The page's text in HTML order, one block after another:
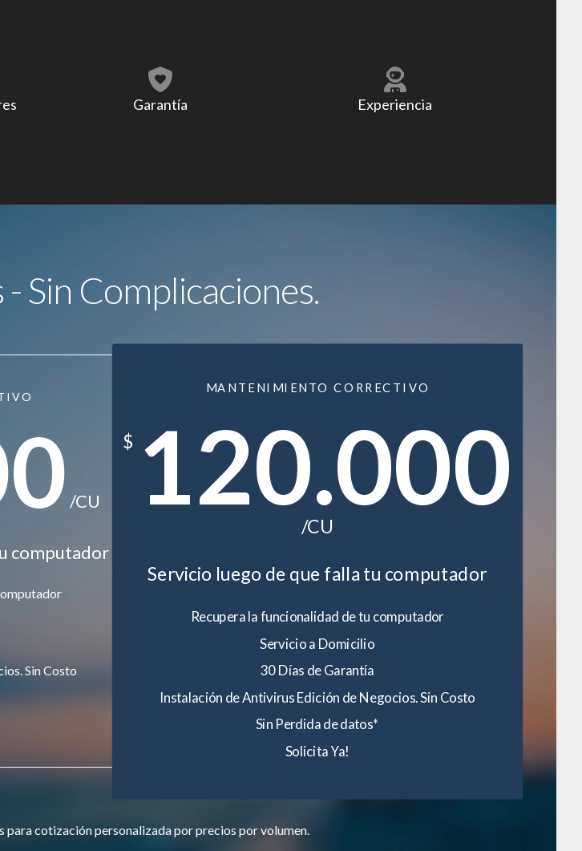
Garantía Experiencia
Sin Complicaciones.
/CU
computador
Sin Costo
MANTENIMIENTO CORRECTIVO
$ 120.000
/CU
Servicio luego de que falla tu computador
Recupera la funcionalidad de tu computador
Servicio a Domicilio
30 Días de Garantía
Instalación de Antivirus Edición de Negocios. Sin Costo
Sin Perdida de datos*
Solicita Ya!
cotización personalizada por precios por volumen.